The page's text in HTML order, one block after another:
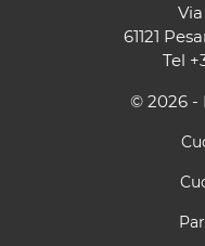
61121
Tel
© 2026 -